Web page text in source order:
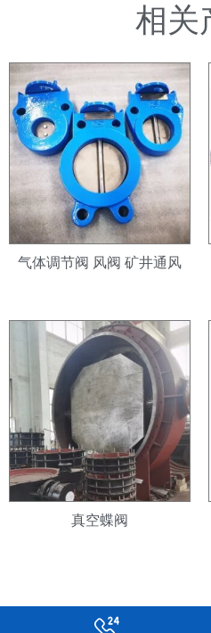
相关
气体调节阀 风阀 矿井通风
真空蝶阀